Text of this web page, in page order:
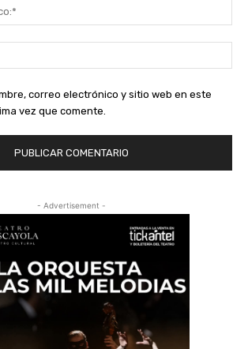
correo electrónico y sitio web en este
vez que comente.
- Advertisement -